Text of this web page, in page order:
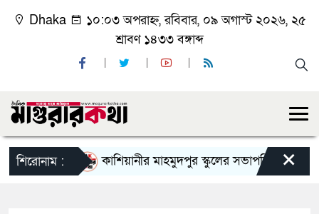
Dhaka
১০:০৩ অপরাহ্ন, রবিবার, ০৯ অগাস্ট ২০২৬, ২৫
শ্রাবণ ১৪৩৩ বঙ্গাব্দ
শিরোনাম : কাশিয়ানীর মাহমুদপুর স্কুলের সভাপতি হলেন গোবিন্দ
×